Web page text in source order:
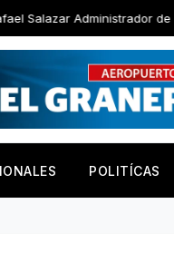
de EGEHID es
POLITÍCAS